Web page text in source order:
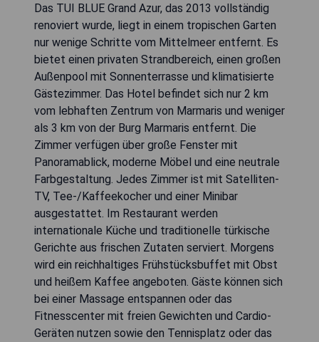
Das TUI BLUE Grand Azur, das 2013 vollständig
renoviert wurde, liegt in einem tropischen Garten
nur wenige Schritte vom Mittelmeer entfernt. Es
bietet einen privaten Strandbereich, einen großen
Außenpool mit Sonnenterrasse und klimatisierte
Gästezimmer. Das Hotel befindet sich nur 2 km
vom lebhaften Zentrum von Marmaris und weniger
als 3 km von der Burg Marmaris entfernt. Die
Zimmer verfügen über große Fenster mit
Panoramablick, moderne Möbel und eine neutrale
Farbgestaltung. Jedes Zimmer ist mit Satelliten-
TV, Tee-/Kaffeekocher und einer Minibar
ausgestattet. Im Restaurant werden
internationale Küche und traditionelle türkische
Gerichte aus frischen Zutaten serviert. Morgens
wird ein reichhaltiges Frühstücksbuffet mit Obst
und heißem Kaffee angeboten. Gäste können sich
bei einer Massage entspannen oder das
Fitnesscenter mit freien Gewichten und Cardio-
Geräten nutzen sowie den Tennisplatz oder das